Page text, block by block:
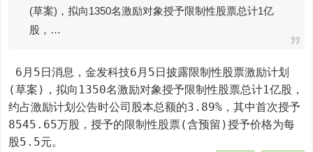
(草案)，拟向1350名激励对象授予限制性股票总计1亿
股，…
(草案)，拟向1350名激励对象授予限制性股票总计1亿股，
约占激励计划公告时公司股本总额的3.89%，其中首次授予
8545.65万股，授予的限制性股票(含预留)授予价格为每
股5.5元。